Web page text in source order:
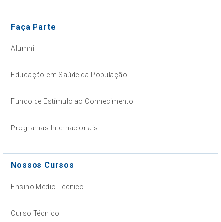
Faça Parte
Alumni
Educação em Saúde da População
Fundo de Estímulo ao Conhecimento
Programas Internacionais
Nossos Cursos
Ensino Médio Técnico
Curso Técnico